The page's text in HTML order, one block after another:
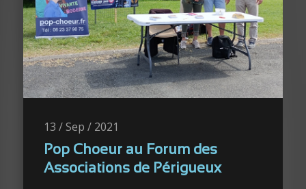
13 / Sep / 2021
Pop Choeur au Forum des
Associations de Périgueux